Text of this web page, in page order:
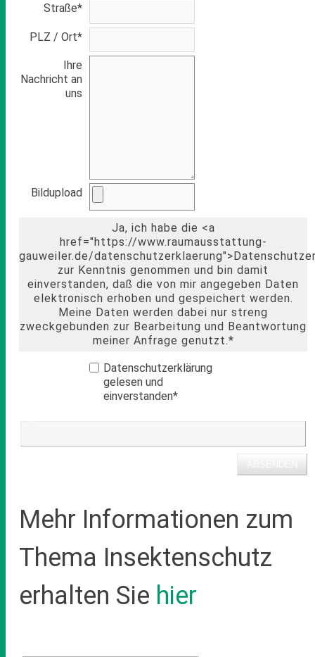
Straße*
PLZ / Ort*
Ihre
Nachricht an
uns
Bildupload
Ja, ich habe die <a
href="https://www.raumausstattung-
gauweiler.de/
zur Kenntnis genommen und bin damit
einverstanden, daß die von mir angegeben Daten
elektronisch erhoben und gespeichert werden.
Meine Daten werden dabei nur streng
zweckgebunden zur Bearbeitung und Beantwortung
meiner Anfrage genutzt.*
Datenschutzerklärung
gelesen und
einverstanden*
Mehr Informationen zum
Thema Insektenschutz
erhalten Sie hier